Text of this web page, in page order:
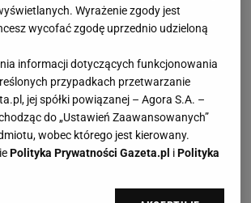
Wyrażenie zgody jest
wycofać zgodę uprzednio udzieloną
informacji dotyczących funkcjonowania
przypadkach przetwarzanie
jej spółki powiązanej – Agora S.A. –
do „Ustawień Zaawansowanych”
wobec którego jest kierowany.
Polityka Prywatności Gazeta.pl iPolityka